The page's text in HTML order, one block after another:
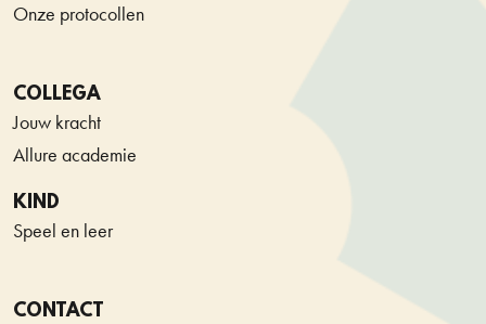
Onze protocollen
COLLEGA
Jouw kracht
Allure academie
KIND
Speel en leer
CONTACT